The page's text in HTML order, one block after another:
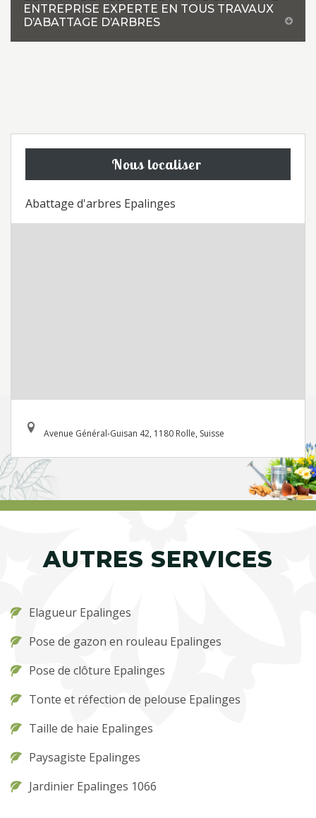
ENTREPRISE EXPERTE EN TOUS TRAVAUX
D’ABATTAGE D’ARBRES
Nous localiser
Abattage d'arbres Epalinges
Avenue Général-Guisan 42, 1180 Rolle, Suisse
AUTRES SERVICES
Elagueur Epalinges
Pose de gazon en rouleau Epalinges
Pose de clôture Epalinges
Tonte et réfection de pelouse Epalinges
Taille de haie Epalinges
Paysagiste Epalinges
Jardinier Epalinges 1066